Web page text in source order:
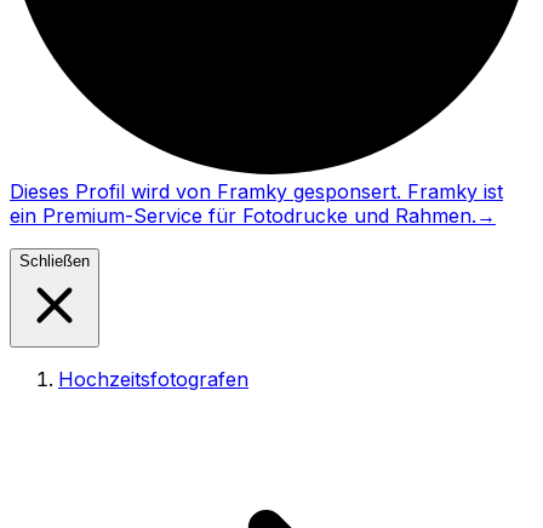
Dieses Profil wird von Framky gesponsert. Framky ist
ein Premium-Service für Fotodrucke und Rahmen. →
Schließen
Hochzeitsfotografen